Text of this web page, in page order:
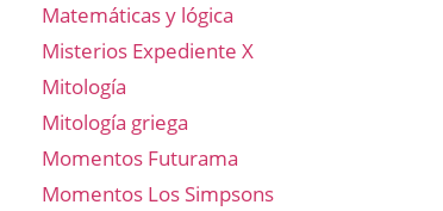
Matemáticas y lógica
Misterios Expediente X
Mitología
Mitología griega
Momentos Futurama
Momentos Los Simpsons